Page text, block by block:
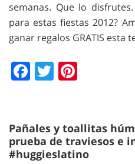
semanas. Que lo
para estas fiestas 2012?
ganar regalos GRATIS esta
Facebook
Twitter
Pañales y toallitas
prueba de traviesos e
#huggieslatino